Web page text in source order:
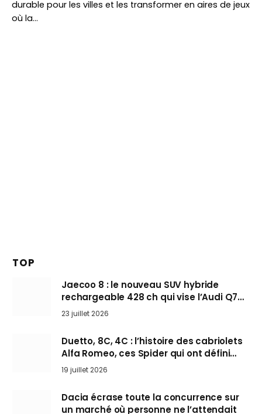
durable pour les villes et les transformer en aires de jeux
où la…
TOP
Jaecoo 8 : le nouveau SUV hybride
rechargeable 428 ch qui vise l’Audi Q7
arrive en Europe cet automne
23 juillet 2026
Duetto, 8C, 4C : l’histoire des cabriolets
Alfa Romeo, ces Spider qui ont défini
l’art de rouler cheveux au vent
19 juillet 2026
Dacia écrase toute la concurrence sur
un marché où personne ne l’attendait